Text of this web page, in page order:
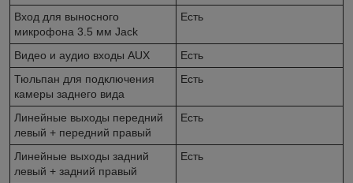
Вход для выносного
микрофона 3.5 мм Jack
Есть
Видео и аудио входы AUX
Есть
Тюльпан для подключения
камеры заднего вида
Есть
Линейные выходы передний
левый + передний правый
Есть
Линейные выходы задний
левый + задний правый
Есть